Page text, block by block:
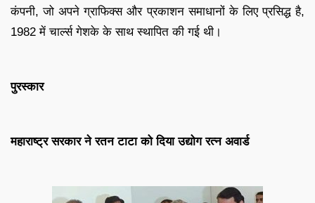
कंपनी, जो अपने ग्राफिक्स और प्रकाशन समाधानों के लिए प्रसिद्ध है,
1982 में चार्ल्स गेशके के साथ स्थापित की गई थी।
पुरस्कार
महाराष्ट्र सरकार ने रतन टाटा को दिया उद्योग रत्न अवार्ड